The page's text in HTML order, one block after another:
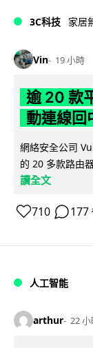
3C科技 家居
Vin 19 小時
逾 20 款
動連線回
網絡安全公司
的 20 多款路由
讀全文
710 177
人工智能
arthur 22 小